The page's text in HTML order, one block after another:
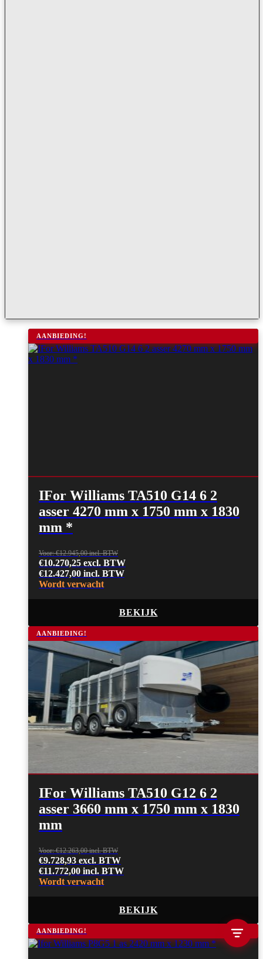
AANBIEDING!
IFor Williams TA510 G14 6 2
asser 4270 mm x 1750 mm x 1830
mm *
€12.945,00
€10.270,25 excl. BTW
€12.427,00 incl. BTW
Wordt verwacht
BEKIJK
AANBIEDING!
IFor Williams TA510 G12 6 2
asser 3660 mm x 1750 mm x 1830
mm
€12.263,00
€9.728,93 excl. BTW
€11.772,00 incl. BTW
Wordt verwacht
BEKIJK
AANBIEDING!